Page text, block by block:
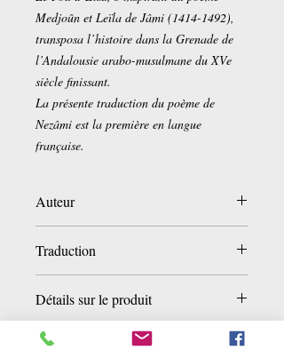
Medjoûn et Leïla de Jâmi (1414-1492),
transposa l’histoire dans la Grenade de
l’Andalousie arabo-musulmane du XVe
siècle finissant.
La présente traduction du poème de
Nezâmi est la première en langue
française.
Auteur
Traduction
Détails sur le produit
Broché: